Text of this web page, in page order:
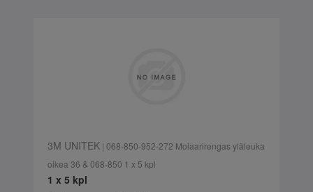
3M UNITEK| 068-850-952-272 Molaarirengas yläleuka
oikea 36 & 068-850 1 x 5 kpl
1 x 5 kpl